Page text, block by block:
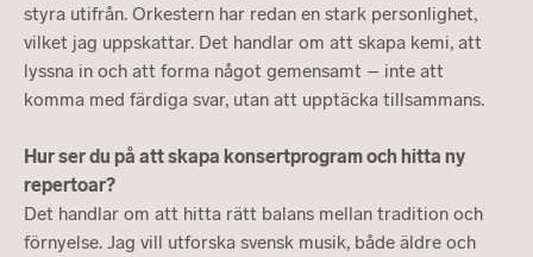
styra utifrån. Orkestern har redan en stark personlighet,
vilket jag uppskattar. Det handlar om att skapa kemi, att
lyssna in och att forma något gemensamt – inte att
komma med färdiga svar, utan att upptäcka tillsammans.
Hur ser du på att skapa konsertprogram och hitta ny
repertoar?
Det handlar om att hitta rätt balans mellan tradition och
förnyelse. Jag vill utforska svensk musik, både äldre och